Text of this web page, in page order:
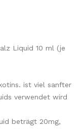
Liquid 10 ml (je
ist viel sanfter
verwendet wird
beträgt 20mg,